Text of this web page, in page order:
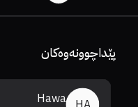
پێداچوونەوەکان
Hawa